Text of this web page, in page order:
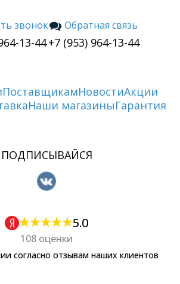
звонок
13-44
Обратная связь
+7 (953) 964-13-44
ПоставщикамНовостиАкции
Наши магазиныГарантия
ПОДПИСЫВАЙСЯ
5.0
108 оценки
согласно отзывам наших клиентов